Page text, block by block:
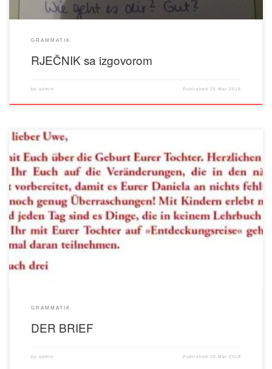
GRAMMATIK
RJEČNIK sa izgovorom
by admin Published26 Mar 2018
GRAMMATIK
DER BRIEF
by admin Published26 Mar 2018